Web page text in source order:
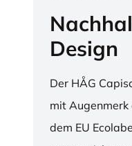
Design
Der HÅG
mit
dem EU